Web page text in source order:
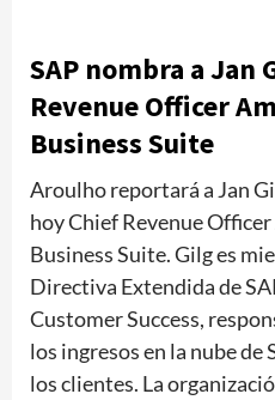
SAP nombra a Jan
Revenue Officer
Business Suite
Aroulho reportará a Jan
hoy Chief Revenue
Business Suite. Gilg es
Directiva Extendida de
Customer Success,
los ingresos en la nube de
los clientes. La